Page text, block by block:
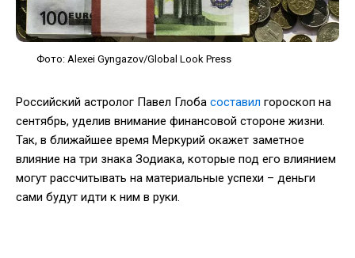
Фото: Alexei Gyngazov/Global Look Press
Российский астролог Павел Глоба составил гороскоп на
сентябрь, уделив внимание финансовой стороне жизни.
Так, в ближайшее время Меркурий окажет заметное
влияние на три знака Зодиака, которые под его влиянием
могут рассчитывать на материальные успехи – деньги
сами будут идти к ним в руки.